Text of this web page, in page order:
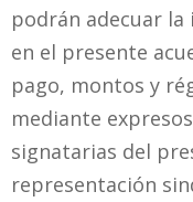
podrán adecuar
en el presente
pago, montos y
mediante
signatarias del
representación